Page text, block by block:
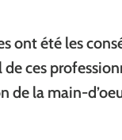
ont été les
de ces
de la main-